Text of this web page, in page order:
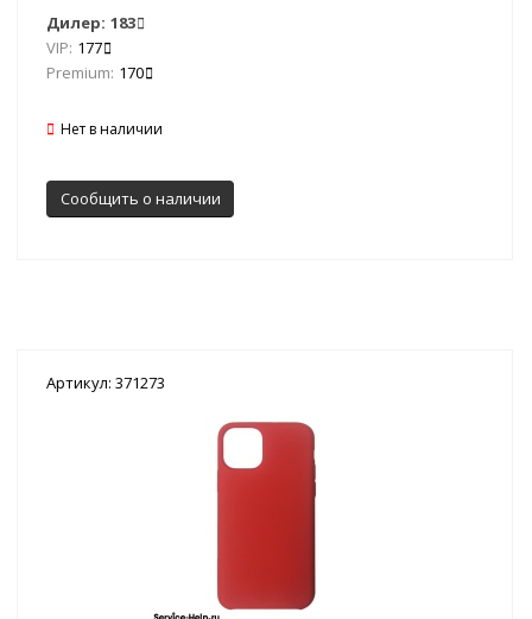
Дилер: 183
VIP: 177
Premium: 170
Нет в наличии
Сообщить о наличии
Артикул: 371273